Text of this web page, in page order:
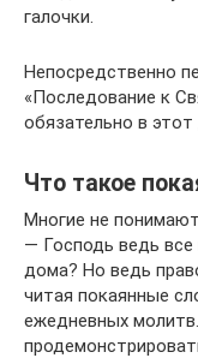
галочки.
Непосредственно
«Последование к
обязательно в
Что такое
Многие не
— Господь ведь все
дома? Но ведь
читая покаянные
ежедневных